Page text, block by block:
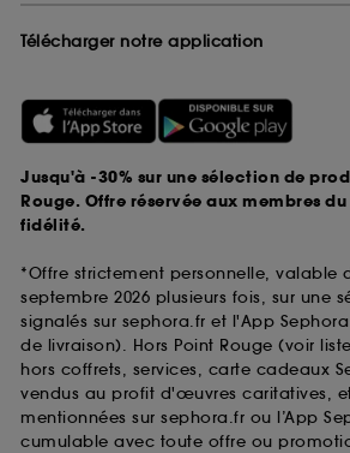
Télécharger notre application
Jusqu'à -30% sur une sélection de
Rouge. Offre réservée aux membres
fidélité.
*Offre strictement personnelle, valable
septembre 2026 plusieurs fois, sur une
signalés sur sephora.fr et l'App
de livraison). Hors Point Rouge (voir
hors coffrets, services, carte cadeaux
vendus au profit d'œuvres caritatives,
mentionnées sur sephora.fr ou l’App
cumulable avec toute offre ou